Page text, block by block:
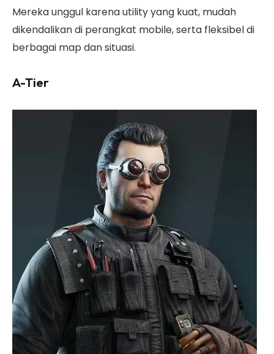
Mereka unggul karena utility yang kuat, mudah
dikendalikan di perangkat mobile, serta fleksibel di
berbagai map dan situasi.
A-Tier